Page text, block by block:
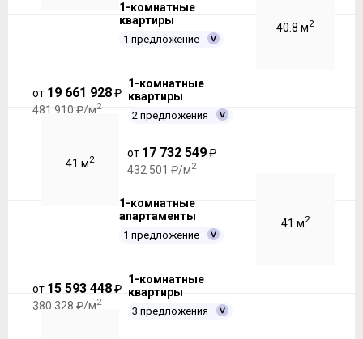
1-комнатные
квартиры
1 предложение
40.8 м2
от 19 661 928₽
481 910 ₽/м2
1-комнатные
квартиры
2 предложения
41 м2
от 17 732 549₽
432 501 ₽/м2
1-комнатные
апартаменты
1 предложение
41 м2
от 15 593 448₽
380 328 ₽/м2
1-комнатные
квартиры
3 предложения